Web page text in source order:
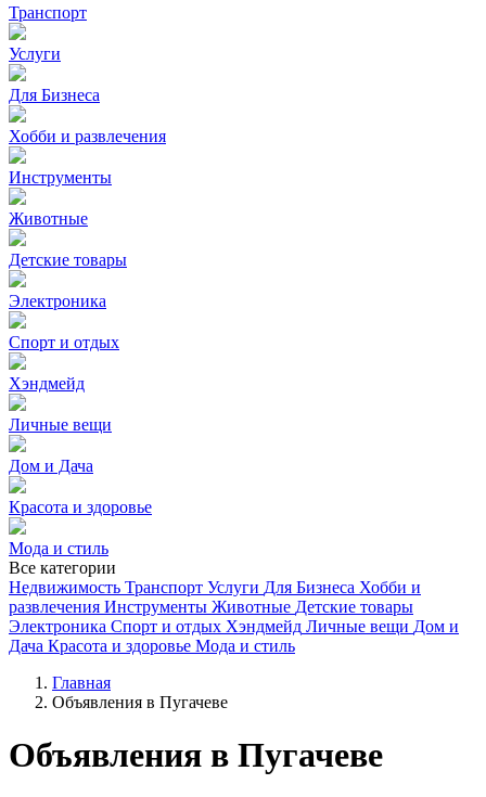
Транспорт
Услуги
Для Бизнеса
Хобби и развлечения
Инструменты
Животные
Детские товары
Электроника
Спорт и отдых
Хэндмейд
Личные вещи
Дом и Дача
Красота и здоровье
Мода и стиль
Все категории
Недвижимость Транспорт Услуги Для Бизнеса Хобби и
развлечения Инструменты Животные Детские товары
Электроника Спорт и отдых Хэндмейд Личные вещи Дом и
Дача Красота и здоровье Мода и стиль
Главная
Объявления в Пугачеве
Объявления в Пугачеве